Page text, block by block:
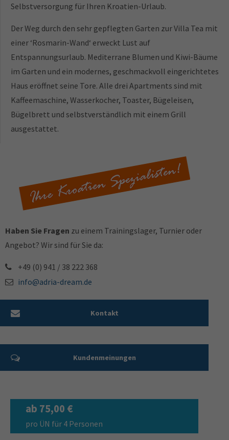
Selbstversorgung für Ihren Kroatien-Urlaub.
Der Weg durch den sehr gepflegten Garten zur Villa Tea mit
einer ‘Rosmarin-Wand‘ erweckt Lust auf
Entspannungsurlaub. Mediterrane Blumen und Kiwi-Bäume
im Garten und ein modernes, geschmackvoll eingerichtetes
Haus eröffnet seine Tore. Alle drei Apartments sind mit
Kaffeemaschine, Wasserkocher, Toaster, Bügeleisen,
Bügelbrett und selbstverständlich mit einem Grill
ausgestattet.
Haben Sie Fragen zu einem Trainingslager, Turnier oder
Angebot? Wir sind für Sie da:
+49 (0) 941 / 38 222 368
info@adria-dream.de
Kontakt
Kundenmeinungen
ab 75,00 €
pro ÜN für 4 Personen